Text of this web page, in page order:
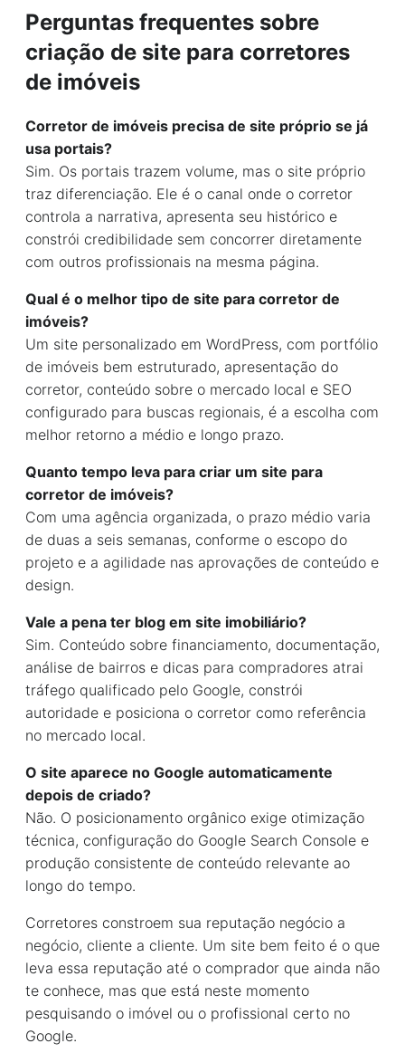
Perguntas frequentes sobre
criação de site para corretores
de imóveis
Corretor de imóveis precisa de site próprio se já
usa portais?
Sim. Os portais trazem volume, mas o site próprio
traz diferenciação. Ele é o canal onde o corretor
controla a narrativa, apresenta seu histórico e
constrói credibilidade sem concorrer diretamente
com outros profissionais na mesma página.
Qual é o melhor tipo de site para corretor de
imóveis?
Um site personalizado em WordPress, com portfólio
de imóveis bem estruturado, apresentação do
corretor, conteúdo sobre o mercado local e SEO
configurado para buscas regionais, é a escolha com
melhor retorno a médio e longo prazo.
Quanto tempo leva para criar um site para
corretor de imóveis?
Com uma agência organizada, o prazo médio varia
de duas a seis semanas, conforme o escopo do
projeto e a agilidade nas aprovações de conteúdo e
design.
Vale a pena ter blog em site imobiliário?
Sim. Conteúdo sobre financiamento, documentação,
análise de bairros e dicas para compradores atrai
tráfego qualificado pelo Google, constrói
autoridade e posiciona o corretor como referência
no mercado local.
O site aparece no Google automaticamente
depois de criado?
Não. O posicionamento orgânico exige otimização
técnica, configuração do Google Search Console e
produção consistente de conteúdo relevante ao
longo do tempo.
Corretores constroem sua reputação negócio a
negócio, cliente a cliente. Um site bem feito é o que
leva essa reputação até o comprador que ainda não
te conhece, mas que está neste momento
pesquisando o imóvel ou o profissional certo no
Google.